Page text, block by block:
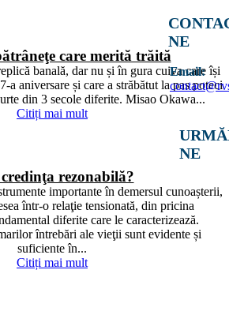
care merită trăită
banală, dar nu și în gura cuiva care își
a aniversare și care a străbătut la pas poteci
din 3 secole diferite. Misao Okawa...
Citiți mai mult
credinţa rezonabilă?
importante în demersul cunoașterii,
într-o relaţie tensionată, din pricina
diferite care le caracterizează.
întrebări ale vieţii sunt evidente și
suficiente în...
Citiți mai mult
NE
Email:
NE